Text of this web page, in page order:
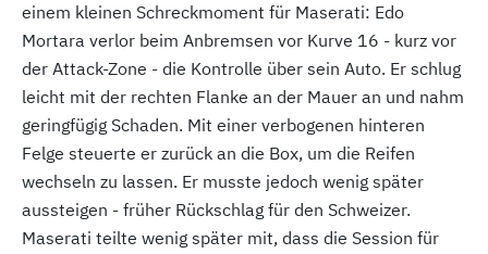
einem kleinen Schreckmoment für Maserati: Edo
Mortara verlor beim Anbremsen vor Kurve 16 - kurz vor
der Attack-Zone - die Kontrolle über sein Auto. Er schlug
leicht mit der rechten Flanke an der Mauer an und nahm
geringfügig Schaden. Mit einer verbogenen hinteren
Felge steuerte er zurück an die Box, um die Reifen
wechseln zu lassen. Er musste jedoch wenig später
aussteigen - früher Rückschlag für den Schweizer.
Maserati teilte wenig später mit, dass die Session für